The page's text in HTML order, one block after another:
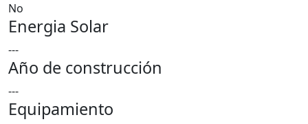
No
Energia Solar
---
Año de construcción
---
Equipamiento